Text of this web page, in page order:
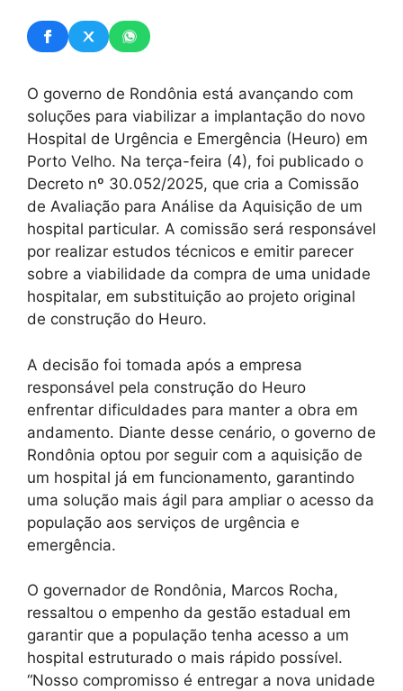
O governo de Rondônia está avançando com
soluções para viabilizar a implantação do novo
Hospital de Urgência e Emergência (Heuro) em
Porto Velho. Na terça-feira (4), foi publicado o
Decreto nº 30.052/2025, que cria a Comissão
de Avaliação para Análise da Aquisição de um
hospital particular. A comissão será responsável
por realizar estudos técnicos e emitir parecer
sobre a viabilidade da compra de uma unidade
hospitalar, em substituição ao projeto original
de construção do Heuro.
A decisão foi tomada após a empresa
responsável pela construção do Heuro
enfrentar dificuldades para manter a obra em
andamento. Diante desse cenário, o governo de
Rondônia optou por seguir com a aquisição de
um hospital já em funcionamento, garantindo
uma solução mais ágil para ampliar o acesso da
população aos serviços de urgência e
emergência.
O governador de Rondônia, Marcos Rocha,
ressaltou o empenho da gestão estadual em
garantir que a população tenha acesso a um
hospital estruturado o mais rápido possível.
“Nosso compromisso é entregar a nova unidade